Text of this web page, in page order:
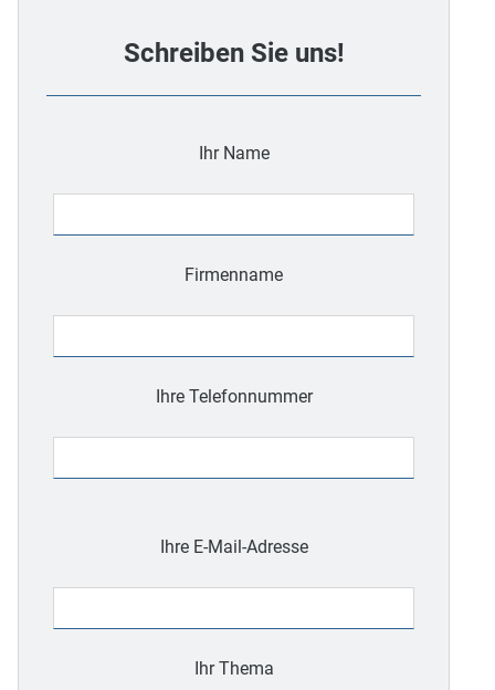
Schreiben Sie uns!
Ihr Name
Firmenname
Ihre Telefonnummer
leer.
Ihre E-Mail-Adresse
Ihr Thema